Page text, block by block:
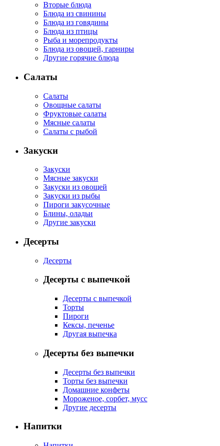
Вторые блюда
Блюда из свинины
Блюда из говядины
Блюда из птицы
Рыба и морепродукты
Блюда из овощей, гарниры
Другие горячие блюда
Салаты
Салаты
Овощные салаты
Фруктовые салаты
Мясные салаты
Салаты с рыбой
Закуски
Закуски
Мясные закуски
Закуски из овощей
Закуски из рыбы
Пироги закусочные
Блины, оладьи
Другие закуски
Десерты
Десерты
Десерты с выпечкой
Десерты с выпечкой
Торты
Пироги
Кексы, печенье
Другая выпечка
Десерты без выпечки
Десерты без выпечки
Торты без выпечки
Домашние конфеты
Мороженое, сорбет, мусс
Другие десерты
Напитки